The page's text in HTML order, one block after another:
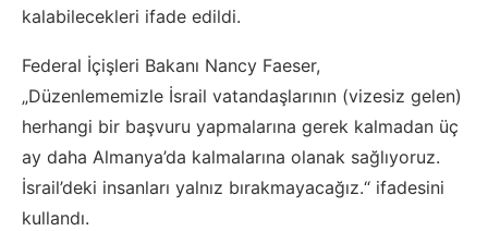
kalabilecekleri ifade edildi.
Federal İçişleri Bakanı Nancy Faeser,
„Düzenlememizle İsrail vatandaşlarının (vizesiz gelen)
herhangi bir başvuru yapmalarına gerek kalmadan üç
ay daha Almanya’da kalmalarına olanak sağlıyoruz.
İsrail’deki insanları yalnız bırakmayacağız.“ ifadesini
kullandı.